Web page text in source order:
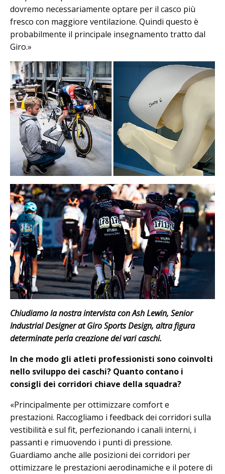
dovremo necessariamente optare per il casco più
fresco con maggiore ventilazione. Quindi questo è
probabilmente il principale insegnamento tratto dal
Giro.»
Chiudiamo la nostra intervista con Ash Lewin, Senior
Industrial Designer at Giro Sports Design, altra figura
determinate perla creazione dei vari caschi.
In che modo gli atleti professionisti sono coinvolti
nello sviluppo dei caschi? Quanto contano i
consigli dei corridori chiave della squadra?
«Principalmente per ottimizzare comfort e
prestazioni. Raccogliamo i feedback dei corridori sulla
vestibilità e sul fit, perfezionando i canali interni, i
passanti e rimuovendo i punti di pressione.
Guardiamo anche alle posizioni dei corridori per
ottimizzare le prestazioni aerodinamiche e il potere di